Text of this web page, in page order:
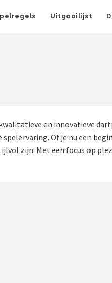
Uitgooilijst
en innovatieve
Of je nu een
zijn. Met een focus op